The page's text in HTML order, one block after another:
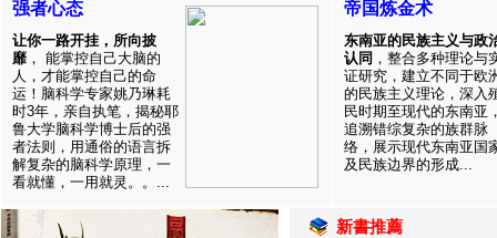
强者心态
让你一路开挂，所向披
靡 ， 能掌控自己大脑的
人，才能掌控自己的命
运！脑科学专家姚乃琳耗
时3年，亲自执笔，揭秘耶
鲁大学脑科学博士后的强
者法则，用通俗的语言拆
解复杂的脑科学原理，一
看就懂，一用就灵。。...
帝国炼金术
东南亚的民族主义与政
认同 ，整合多种理论与
证研究，建立不同于欧
的民族主义理论，深入
民时期至现代的东南亚
追溯错综复杂的族群脉
络，展示现代东南亚国
及民族边界的形成...
新書推薦